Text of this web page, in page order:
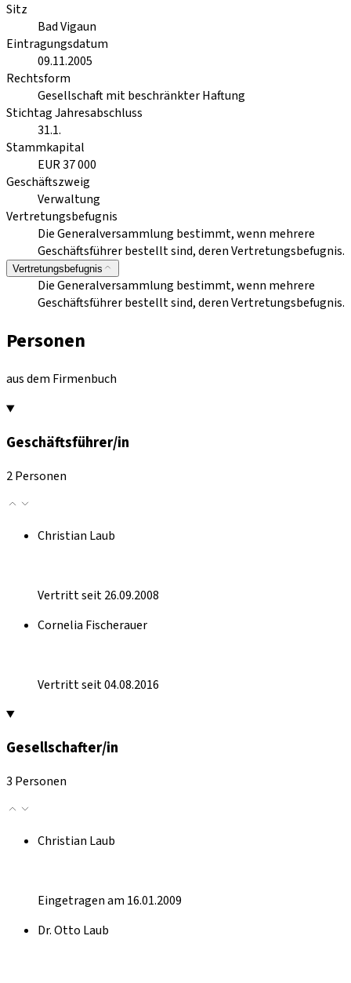
Sitz
Bad Vigaun
Eintragungsdatum
09.11.2005
Rechtsform
Gesellschaft mit beschränkter Haftung
Stichtag Jahresabschluss
31.1.
Stammkapital
EUR 37 000
Geschäftszweig
Verwaltung
Vertretungsbefugnis
Die Generalversammlung bestimmt, wenn mehrere
Geschäftsführer bestellt sind, deren Vertretungsbefugnis.
Vertretungsbefugnis
Die Generalversammlung bestimmt, wenn mehrere
Geschäftsführer bestellt sind, deren Vertretungsbefugnis.
Personen
aus dem Firmenbuch
Geschäftsführer/in
2 Personen
Christian Laub
Vertritt seit 26.09.2008
Cornelia Fischerauer
Vertritt seit 04.08.2016
Gesellschafter/in
3 Personen
Christian Laub
Eingetragen am 16.01.2009
Dr. Otto Laub